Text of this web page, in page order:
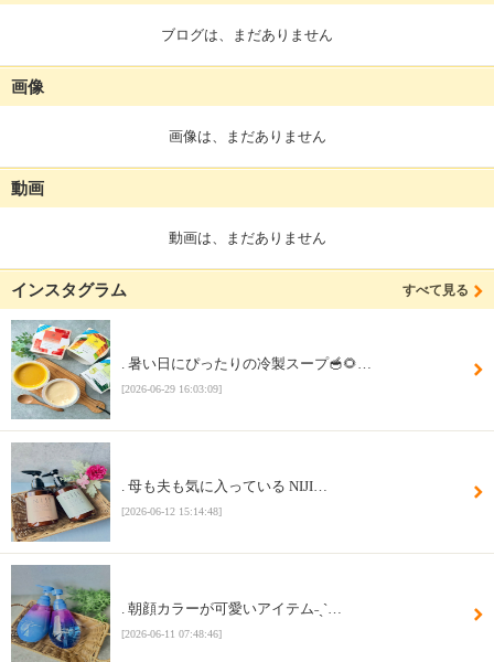
ブログは、まだありません
画像
画像は、まだありません
動画
動画は、まだありません
インスタグラム すべて見る
. 暑い日にぴったりの冷製スープ🥣🌻…
[2026-06-29 16:03:09]
. 母も夫も気に入っている NIJI…
[2026-06-12 15:14:48]
. 朝顔カラーが可愛いアイテム˗ˏˋ…
[2026-06-11 07:48:46]